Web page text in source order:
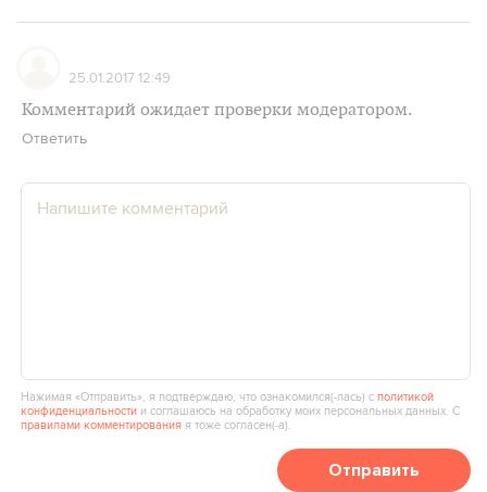
25.01.2017 12:49
Комментарий ожидает проверки модератором.
Ответить
Нажимая «Отправить», я подтверждаю, что ознакомился(‑лась) сполитикой
конфиденциальности и соглашаюсь на обработку моих персональных данных. С
правилами комментирования я тоже согласен(‑а).
Отправить